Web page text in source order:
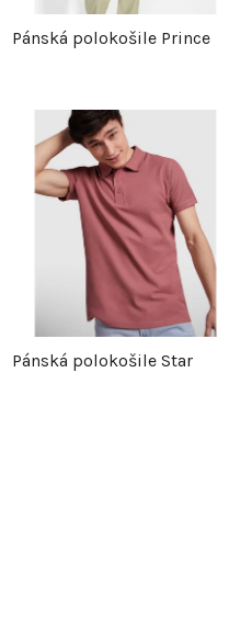
Pánská polokošile Prince
Pánská polokošile Star